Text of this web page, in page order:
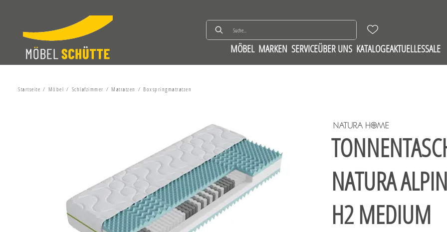
MÖBEL MARKEN SERVICEÜBER UNS KATALOGEAKTUELLESSALE
Startseite Möbel Schlafzimmer Matratzen Boxspringmatratzen
NATURA
H2 MEDIUM